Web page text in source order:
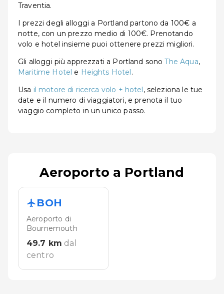
Traventia.
I prezzi degli alloggi a Portland partono da 100€ a
notte, con un prezzo medio di 100€. Prenotando
volo e hotel insieme puoi ottenere prezzi migliori.
Gli alloggi più apprezzati a Portland sonoThe Aqua,
Maritime Hotel e Heights Hotel.
Usa il motore di ricerca volo + hotel, seleziona le tue
date e il numero di viaggiatori, e prenota il tuo
viaggio completo in un unico passo.
Aeroporto a Portland
BOH
Aeroporto di
Bournemouth
49.7 km dal
centro